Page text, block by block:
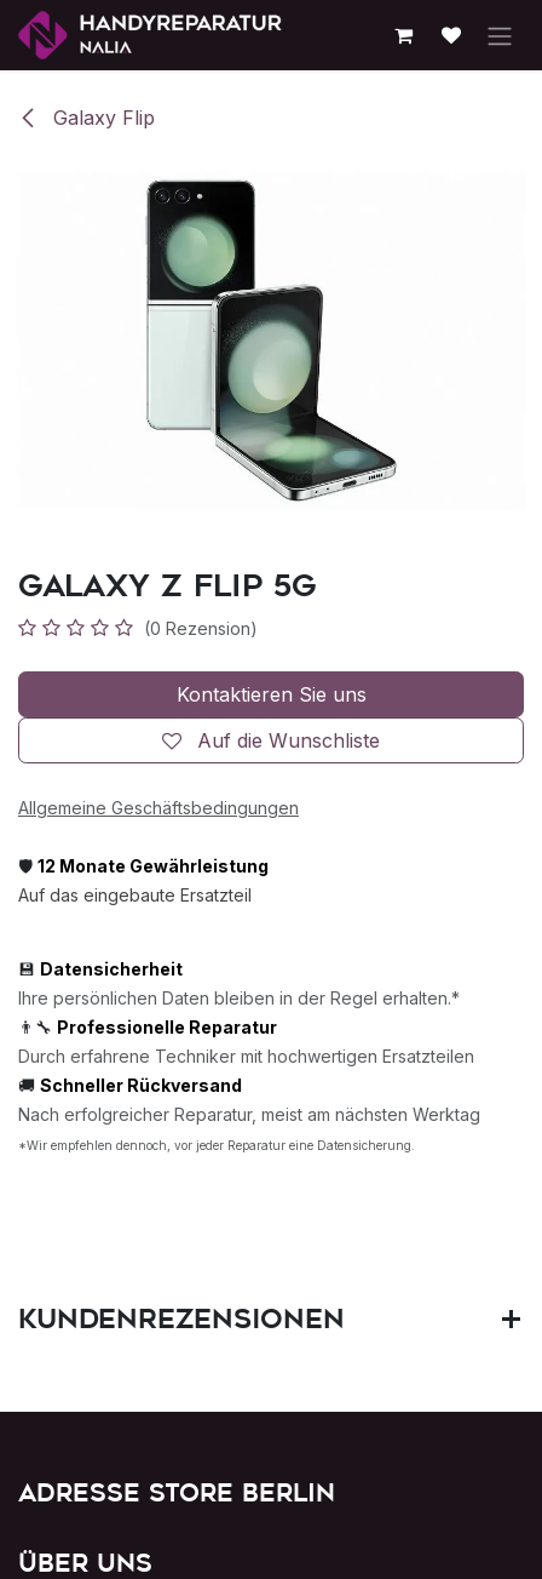
Zum Inhalt springen
Galaxy Flip
Galaxy Z Flip 5G
(0 Rezension)
Kontaktieren Sie uns
Auf die Wunschliste
Allgemeine Geschäftsbedingungen
🛡️ 12 Monate Gewährleistung
Auf das eingebaute Ersatzteil
💾 Datensicherheit
Ihre persönlichen Daten bleiben in der Regel erhalten.*
👨‍🔧 Professionelle Reparatur
Durch erfahrene Techniker mit hochwertigen Ersatzteilen
🚚 Schneller Rückversand
Nach erfolgreicher Reparatur, meist am nächsten Werktag
*Wir empfehlen dennoch, vor jeder Reparatur eine Datensicherung.
Kundenrezensionen
Adresse Store Berlin
Über uns